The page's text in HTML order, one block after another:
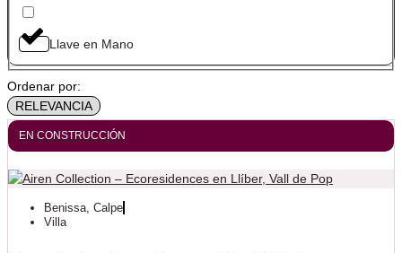
Llave en Mano
Ordenar por:
EN CONSTRUCCIÓN
Benissa Calpe
Villa